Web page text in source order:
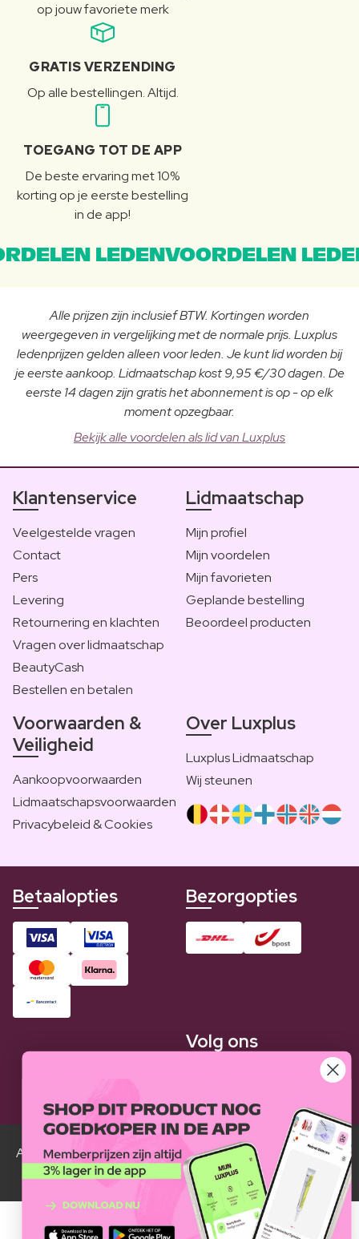
op jouw favoriete merk
GRATIS VERZENDING
Op alle bestellingen. Altijd.
TOEGANG TOT DE APP
De beste ervaring met 10%
korting op je eerste bestelling
in de app!
LEDENVOORDELEN
Alle prijzen zijn inclusief BTW. Kortingen worden
weergegeven in vergelijking met de normale prijs. Luxplus
ledenprijzen gelden alleen voor leden. Je kunt lid worden bij
je eerste aankoop. Lidmaatschap kost 9,95 €/30 dagen. De
eerste 14 dagen zijn gratis het abonnement is op - op elk
moment opzegbaar.
Bekijk alle voordelen als lid van Luxplus
Klantenservice
Veelgestelde vragen
Contact
Pers
Levering
Retournering en klachten
Vragen over lidmaatschap
BeautyCash
Bestellen en betalen
Lidmaatschap
Mijn profiel
Mijn voordelen
Mijn favorieten
Geplande bestelling
Beoordeel producten
Voorwaarden &
Veiligheid
Aankoopvoorwaarden
Lidmaatschapsvoorwaarden
Privacybeleid & Cookies
Over Luxplus
Luxplus Lidmaatschap
Wij steunen
Betaalopties Bezorgopties
Volg ons
Alle Luxplus ledenprijzen zijn weergegeven in vergelijking
met de normale prijzen.